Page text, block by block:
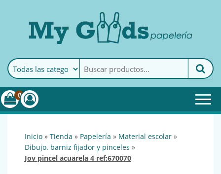
MyGoods · PapeleríaMy Goods es tu papelería
online de confianza. Podrás
encontrar todo lo necesario
0
inicio » tienda » papelería » material escolar »
dibujo. barniz fijador y pinceles »
jov pincel acuarela 4 ref:670070